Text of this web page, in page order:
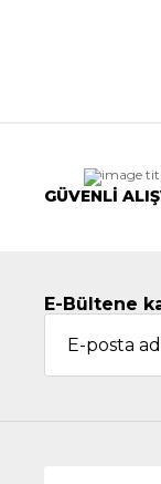
GÜVENLİ
E-Bültene